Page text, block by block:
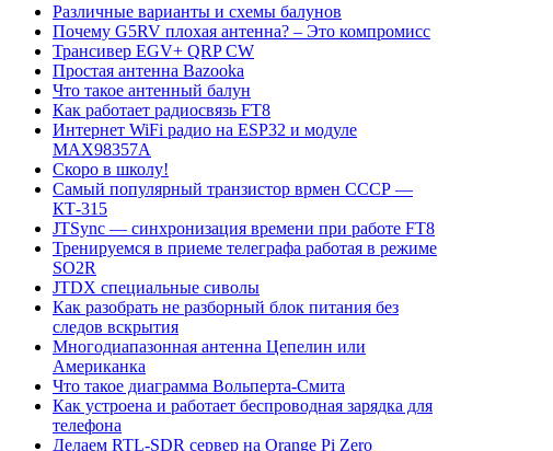
Различные варианты и схемы балунов
Почему G5RV плохая антенна? – Это компромисс
Трансивер EGV+ QRP CW
Простая антенна Bazooka
Что такое антенный балун
Как работает радиосвязь FT8
Интернет WiFi радио на ESP32 и модуле
MAX98357A
Скоро в школу!
Самый популярный транзистор врмен СССР —
КТ-315
JTSync — синхронизация времени при работе FT8
Тренируемся в приеме телеграфа работая в режиме
SO2R
JTDX специальные сиволы
Как разобрать не разборный блок питания без
следов вскрытия
Многодиапазонная антенна Цепелин или
Американка
Что такое диаграмма Вольперта-Смита
Как устроена и работает беспроводная зарядка для
телефона
Делаем RTL-SDR сервер на Orange Pi Zero